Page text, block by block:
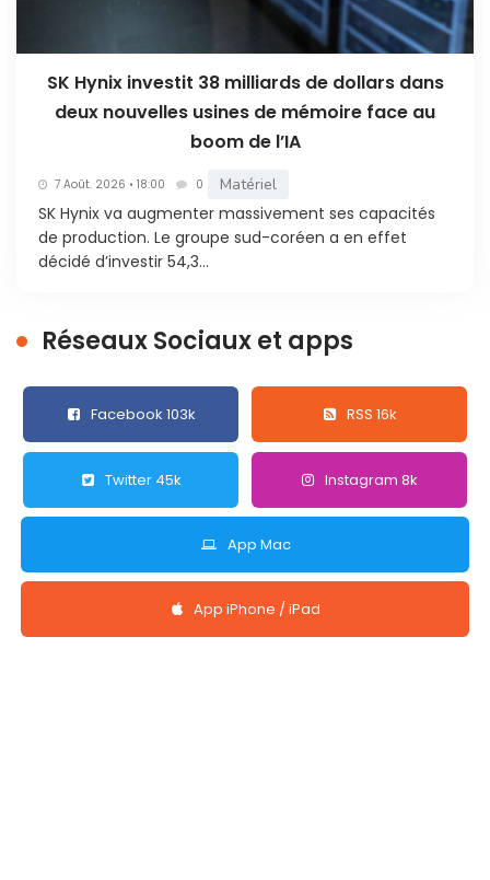
SK Hynix investit 38 milliards de dollars dans
deux nouvelles usines de mémoire face au
boom de l’IA
7 Août. 2026 • 18:00 0 Matériel
SK Hynix va augmenter massivement ses capacités
de production. Le groupe sud-coréen a en effet
décidé d’investir 54,3...
Réseaux Sociaux et apps
Facebook 103k RSS 16k
Twitter 45k Instagram 8k
App Mac
App iPhone / iPad